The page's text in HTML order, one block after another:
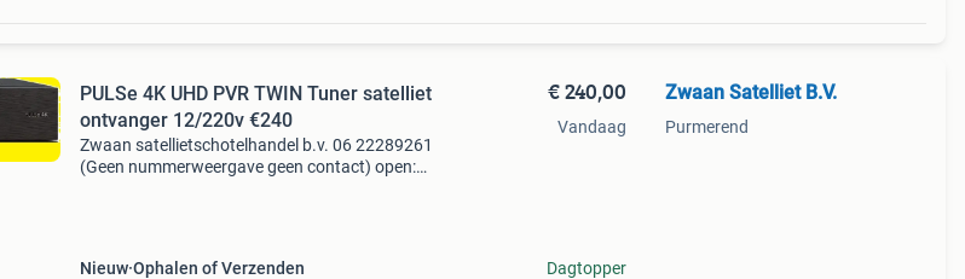
PULSe 4K UHD PVR TWIN Tuner satelliet
ontvanger 12/220v €240
Zwaan satellietschotelhandel b.v. 06 22289261
(Geen nummerweergave geen contact) open:
Nieuw Ophalen of Verzenden
€ 240,00
Vandaag
Dagtopper
Zwaan Satelliet B.V.
Purmerend